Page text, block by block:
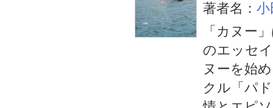
著者名： 小
「カヌー
のエッセ
ヌーを始
クル「パ